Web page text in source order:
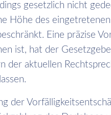
gesetzlich nicht
Höhe des
Eine präzise
ist, hat der
der aktuellen
der